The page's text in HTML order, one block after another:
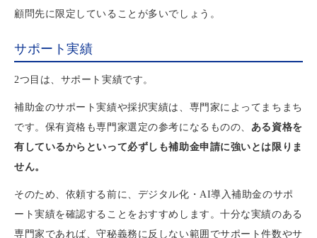
顧問先に限定していることが多いでしょう。
サポート実績
2つ目は、サポート実績です。
補助金のサポート実績や採択実績は、専門家によってまちまち
です。保有資格も専門家選定の参考になるものの、 ある資格を
有しているからといって必ずしも補助金申請に強いとは限りま
せん。
そのため、依頼する前に、デジタル化・AI導入補助金のサポ
ート実績を確認することをおすすめします。十分な実績のある
専門家であれば、守秘義務に反しない範囲でサポート件数やサ